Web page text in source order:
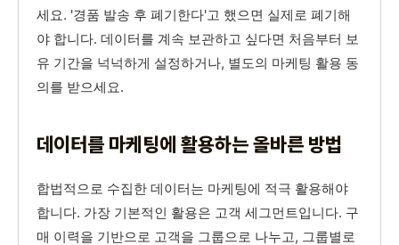
세요. '경품 발송 후 폐기한다'고 했으면 실제로 폐기해
야 합니다. 데이터를 계속 보관하고 싶다면 처음부터 보
유 기간을 넉넉하게 설정하거나, 별도의 마케팅 활용 동
의를 받으세요.
데이터를 마케팅에 활용하는 올바른 방법
합법적으로 수집한 데이터는 마케팅에 적극 활용해야
합니다. 가장 기본적인 활용은 고객 세그먼트입니다. 구
매 이력을 기반으로 고객을 그룹으로 나누고, 그룹별로